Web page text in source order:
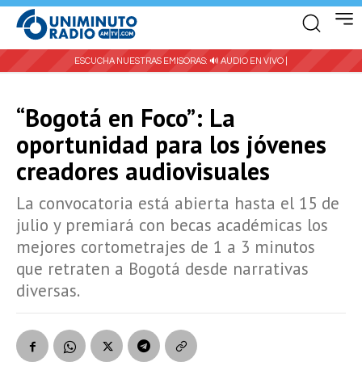
ESCUCHA NUESTRAS EMISORAS: 🔊 AUDIO EN VIVO |
“Bogotá en Foco”: La
oportunidad para los jóvenes
creadores audiovisuales
La convocatoria está abierta hasta el 15 de
julio y premiará con becas académicas los
mejores cortometrajes de 1 a 3 minutos
que retraten a Bogotá desde narrativas
diversas.